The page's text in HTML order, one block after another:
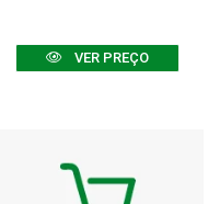
VER PREÇO